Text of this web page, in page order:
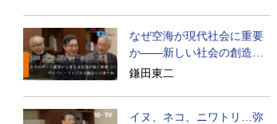
なぜ空海が現代社会に重要
か――新しい社会の創造の
ために
鎌田東二
イヌ、ネコ、ニワトリ…弥